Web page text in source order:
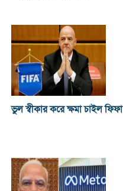
ভুল স্বীকার করে ক্ষমা চাইল ফিফা